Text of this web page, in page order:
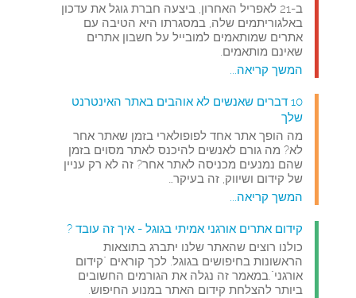
ב-21 לאפריל האחרון, ביצעה חברת גוגל את עדכון
באלגוריתמים שלה, במסגרתו היא הטיבה עם
אתרים שמותאמים למובייל על חשבון אתרים
שאינם מותאמים.
המשך קריאה...
10 דברים שאנשים לא אוהבים באתר האינטרנט
שלך
מה הופך אתר אחד לפופולארי בזמן שאתר אחר
לא? מה גורם לאנשים להיכנס לאתר מסוים בזמן
שהם נמנעים מכניסה לאתר אחר? זה לא רק עניין
של קידום ושיווק, זה בעיקר…
המשך קריאה...
קידום אתרים אורגני אמיתי בגוגל - איך זה עובד ?
כולנו רוצים שהאתר שלנו יתברג בתוצאות
הראשונות בחיפושים בגוגל. לכך קוראים "קידום
אורגני".במאמר זה נגלה את הגורמים החשובים
ביותר להצלחת קידום האתר במנוע החיפוש.